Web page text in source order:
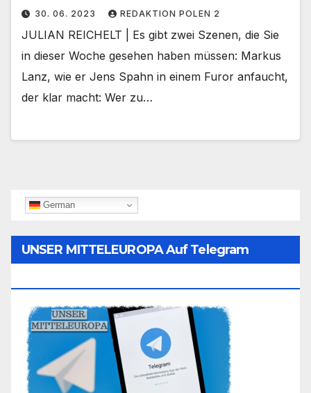
30. 06. 2023 REDAKTION POLEN 2
JULIAN REICHELT | Es gibt zwei Szenen, die Sie
in dieser Woche gesehen haben müssen: Markus
Lanz, wie er Jens Spahn in einem Furor anfaucht,
der klar macht: Wer zu…
German
UNSER MITTELEUROPA Auf Telegram